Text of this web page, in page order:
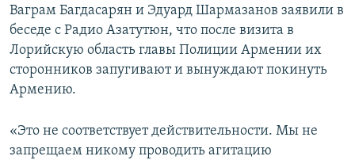
Ваграм Багдасарян и Эдуард Шармазанов заявили в
беседе с Радио Азатутюн, что после визита в
Лорийскую область главы Полиции Армении их
сторонников запугивают и вынуждают покинуть
Армению.
«Это не соответствует действительности. Мы не
запрещаем никому проводить агитацию